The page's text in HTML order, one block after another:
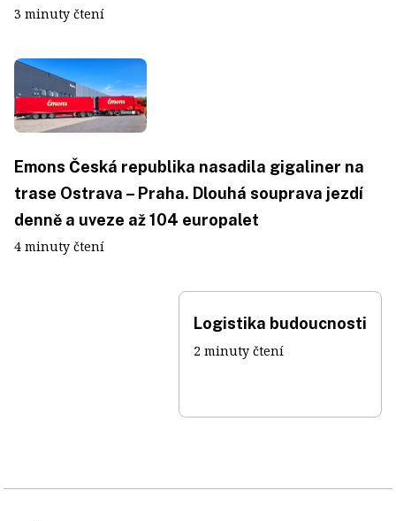
3 minuty čtení
Emons Česká republika nasadila gigaliner na
trase Ostrava – Praha. Dlouhá souprava jezdí
denně a uveze až 104 europalet
4 minuty čtení
Logistika budoucnosti
2 minuty čtení